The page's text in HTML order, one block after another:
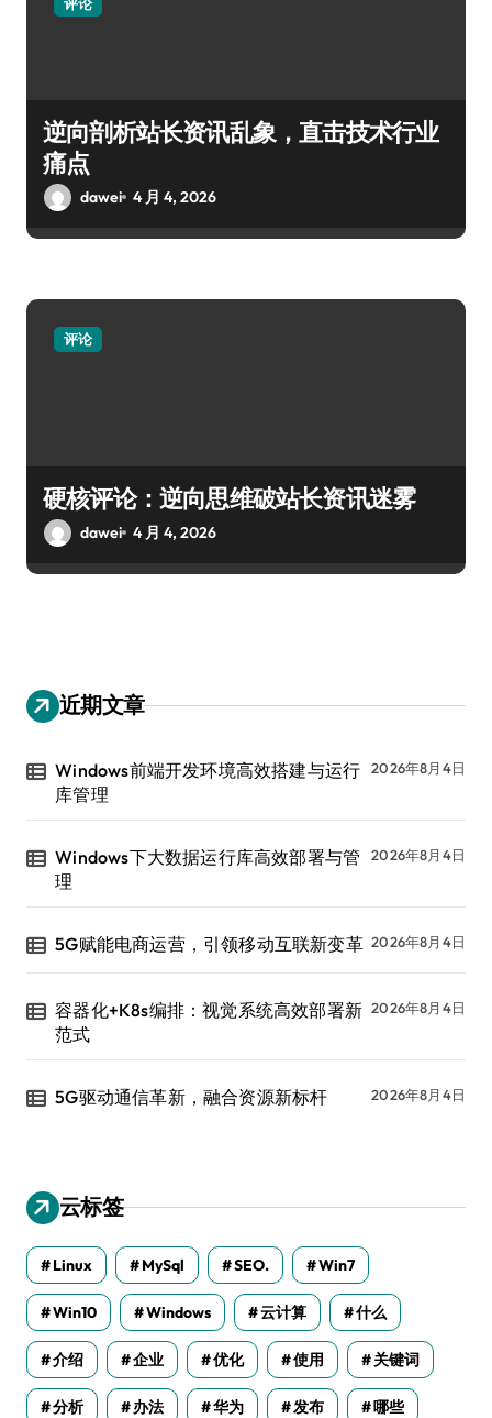
逆向剖析站长资讯乱象，直击技术行业
痛点
dawei 4 月 4, 2026
评论
硬核评论：逆向思维破站长资讯迷雾
dawei 4 月 4, 2026
近期文章
Windows前端开发环境高效搭建与运行
库管理
2026年8月4日
Windows下大数据运行库高效部署与管
理
2026年8月4日
5G赋能电商运营，引领移动互联新变革 2026年8月4日
容器化+K8s编排：视觉系统高效部署新
范式
2026年8月4日
5G驱动通信革新，融合资源新标杆 2026年8月4日
云标签
Linux MySql SEO. Win7
Win10 Windows 云计算 什么
介绍 企业 优化 使用 关键词
分析 办法 华为 发布 哪些